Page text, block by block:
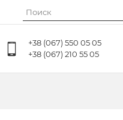
+38 (067) 550 05 05
+38 (067) 210 55 05